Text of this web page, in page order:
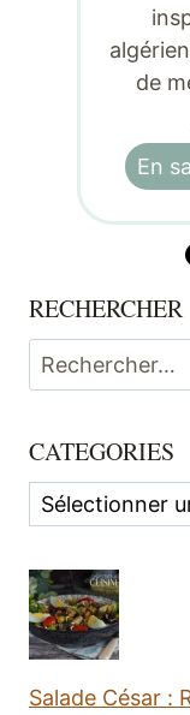
de
En
RECHERCHER
Rechercher :
CATEGORIES
Categories
Salade César :